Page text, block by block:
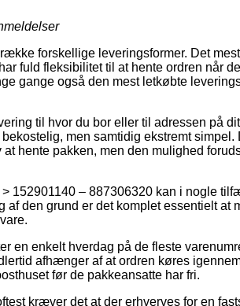
forskellige leveringsformer. Det
fuld fleksibilitet til at hente ordren når
gange også den mest letkøbte
til hvor du bor eller til adressen på
men samtidig ekstremt
hente pakken, men den mulighed
152901140 – 887306320 kan i nogle
den grund er det komplet essentielt at
en enkelt hverdag på de fleste
afhænger af at ordren køres
før de pakkeansatte har fri.
kræver det at der erhverves for en